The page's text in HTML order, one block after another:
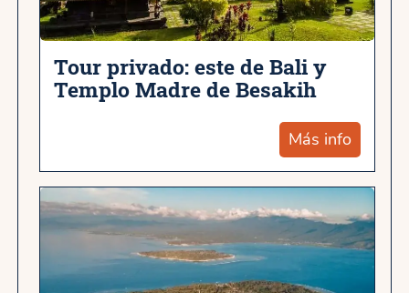
Tour privado: este de Bali y
Templo Madre de Besakih
Más info